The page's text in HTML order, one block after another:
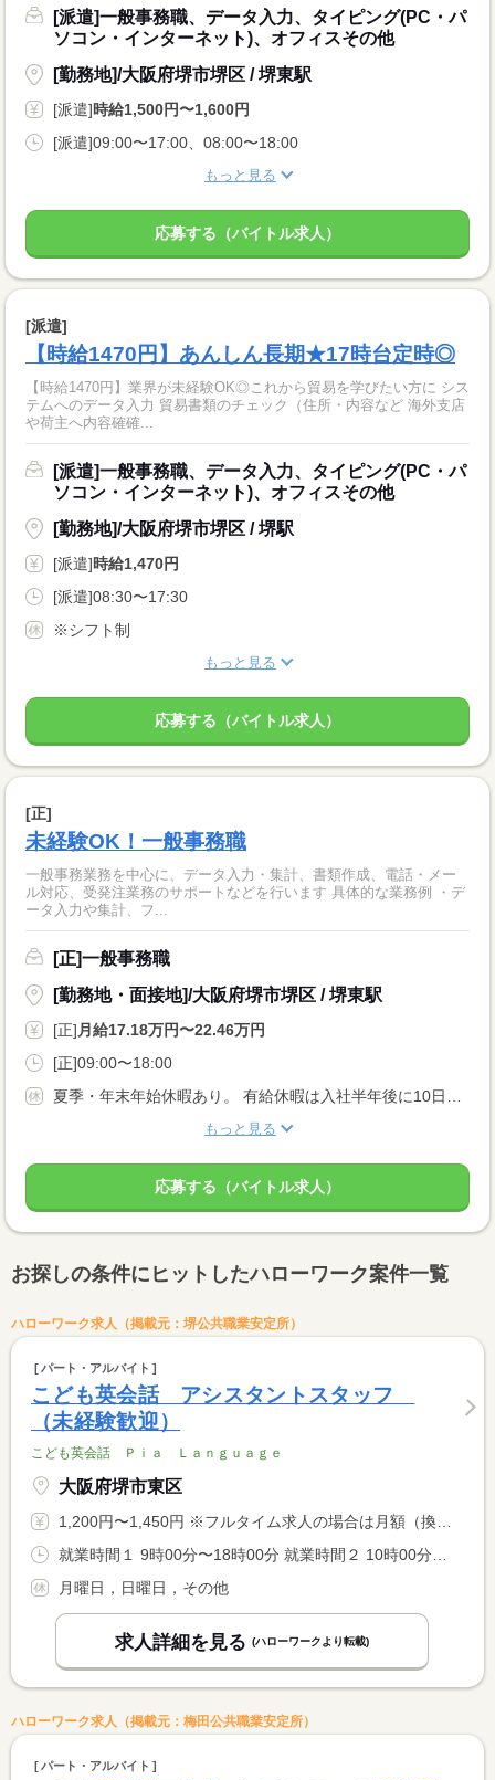
[派遣]一般事務職、データ入力、タイピング(PC・パ
ソコン・インターネット)、オフィスその他
[勤務地]/大阪府堺市堺区 / 堺東駅
[派遣]時給1,500円〜1,600円
[派遣]09:00〜17:00、08:00〜18:00
もっと見る
応募する（バイトル求人）
[派遣]
【時給1470円】あんしん長期★17時台定時◎
【時給1470円】業界が未経験OK◎これから貿易を学びたい方に シス
テムへのデータ入力 貿易書類のチェック（住所・内容など 海外支店
や荷主へ内容確確...
[派遣]一般事務職、データ入力、タイピング(PC・パ
ソコン・インターネット)、オフィスその他
[勤務地]/大阪府堺市堺区 / 堺駅
[派遣]時給1,470円
[派遣]08:30〜17:30
※シフト制
もっと見る
応募する（バイトル求人）
[正]
未経験OK！一般事務職
一般事務業務を中心に、データ入力・集計、書類作成、電話・メー
ル対応、受発注業務のサポートなどを行います 具体的な業務例 ・デ
ータ入力や集計、フ...
[正]一般事務職
[勤務地・面接地]/大阪府堺市堺区 / 堺東駅
[正]月給17.18万円〜22.46万円
[正]09:00〜18:00
夏季・年末年始休暇あり。 有給休暇は入社半年後に10日付与、看護介護休暇・慶弔休暇・産前産後・育児休暇制度もあります。
もっと見る
応募する（バイトル求人）
お探しの条件にヒットしたハローワーク案件一覧
ハローワーク求人（掲載元：堺公共職業安定所）
パート・アルバイト
こども英会話 アシスタントスタッフ
（未経験歓迎）
こども英会話 Ｐｉａ Ｌａｎｇｕａｇｅ
大阪府堺市東区
1,200円〜1,450円 ※フルタイム求人の場合は月額（換算額）、パート求人の場合は時間額を表示しています。
就業時間１ 9時00分〜18時00分 就業時間２ 10時00分〜13時00分 就業時間３ 16時00分〜20時45分 又は 14時00分〜18時00分の時間の間の4時間程度 就業時間に関する特記事項 （１）、（２）、又は ：土曜日 <BR> （３）：金曜日 <BR> <BR> ＊事務作業は（２） ＊（１）のみ休憩６０分
月曜日，日曜日，その他
求人詳細を見る (ハローワークより転載)
ハローワーク求人（掲載元：梅田公共職業安定所）
パート・アルバイト